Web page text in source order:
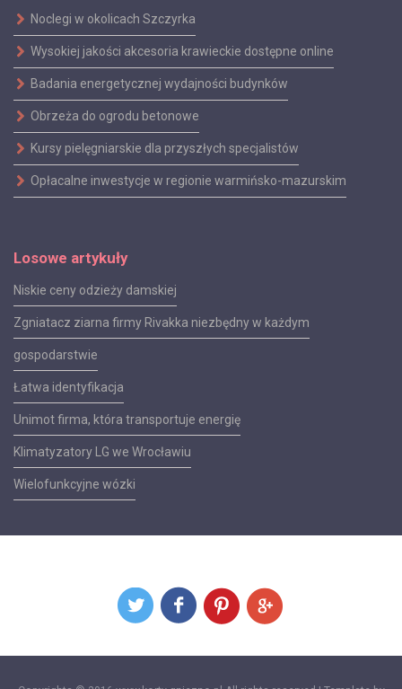
Noclegi w okolicach Szczyrka
Wysokiej jakości akcesoria krawieckie dostępne online
Badania energetycznej wydajności budynków
Obrzeża do ogrodu betonowe
Kursy pielęgniarskie dla przyszłych specjalistów
Opłacalne inwestycje w regionie warmińsko-mazurskim
Losowe artykuły
Niskie ceny odzieży damskiej
Zgniatacz ziarna firmy Rivakka niezbędny w każdym
gospodarstwie
Łatwa identyfikacja
Unimot firma, która transportuje energię
Klimatyzatory LG we Wrocławiu
Wielofunkcyjne wózki